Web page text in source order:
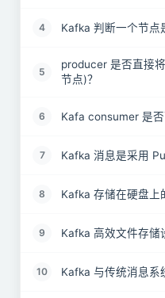
4 Kafka 判断一个节点
5
producer 是否直接
节点)？
6 Kafa consumer 是否
7 Kafka 消息是采用
8 Kafka 存储在硬盘上
9 Kafka 高效文件存储
10 Kafka 与传统消息系